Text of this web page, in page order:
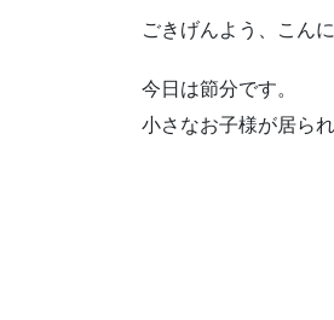
ごきげんよう、こん
今日は節分です。
小さなお子様が居ら